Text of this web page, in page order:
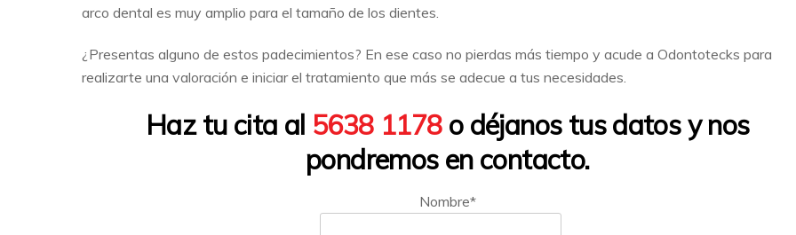
arco dental es muy amplio para el tamaño de los dientes.
¿Presentas alguno de estos padecimientos? En ese caso no pierdas más tiempo y acude a Odontotecks para
realizarte una valoración e iniciar el tratamiento que más se adecue a tus necesidades.
Haz tu cita al 5638 1178o déjanos tus datos y nos
pondremos en contacto.
Nombre*